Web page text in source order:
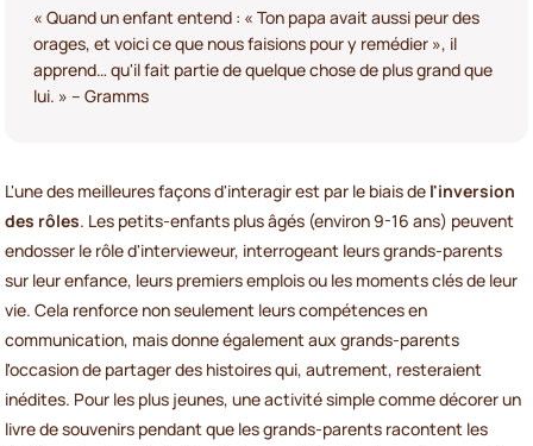
« Quand un enfant entend : « Ton papa avait aussi peur des
orages, et voici ce que nous faisions pour y remédier », il
apprend… qu'il fait partie de quelque chose de plus grand que
lui. » – Gramms
L'une des meilleures façons d'interagir est par le biais de l'inversion
des rôles. Les petits-enfants plus âgés (environ 9-16 ans) peuvent
endosser le rôle d'intervieweur, interrogeant leurs grands-parents
sur leur enfance, leurs premiers emplois ou les moments clés de leur
vie. Cela renforce non seulement leurs compétences en
communication, mais donne également aux grands-parents
l'occasion de partager des histoires qui, autrement, resteraient
inédites. Pour les plus jeunes, une activité simple comme décorer un
livre de souvenirs pendant que les grands-parents racontent les